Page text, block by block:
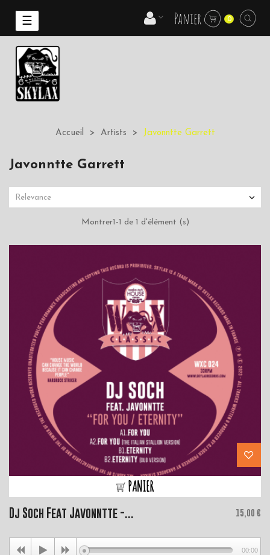
Basculer
la
navigation
☰ Panier 0
Accueil Artists Javonntte Garrett
Javonntte Garrett
Relevance 
Montrer1-1 de 1 d'élément (s)
PANIER
Dj Soch Feat Javonntte -... Price
15,00 €
00:00